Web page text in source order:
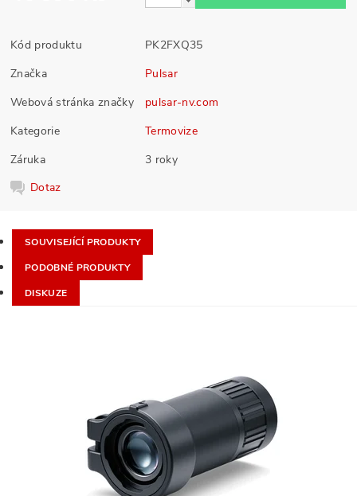
Kód produktu
PK2FXQ35
Značka
Pulsar
Webová stránka značky
pulsar-nv.com
Kategorie
Termovize
Záruka
3 roky
Dotaz
SOUVISEJÍCÍ PRODUKTY
PODOBNÉ PRODUKTY
DISKUZE